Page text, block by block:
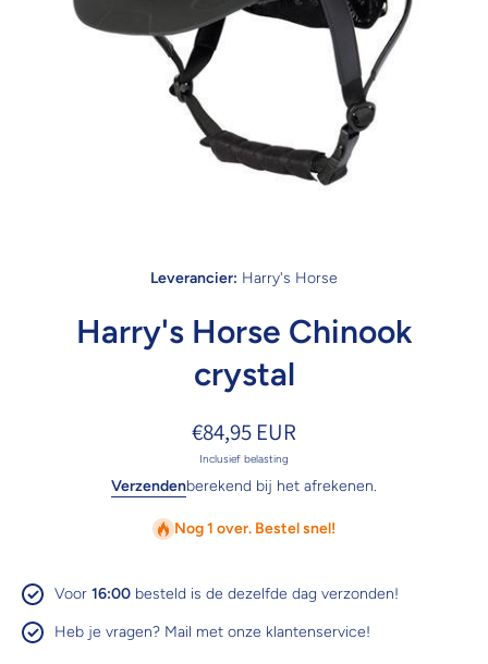
Leverancier: Harry's Horse
Harry's Horse Chinook
crystal
€84,95 EUR
Inclusief belasting
Verzendenberekend bij het afrekenen.
Nog 1 over. Bestel snel!
Voor 16:00 besteld is de dezelfde dag verzonden!
Heb je vragen? Mail met onze klantenservice!